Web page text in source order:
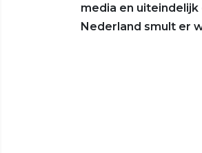
media en
Nederland smult er